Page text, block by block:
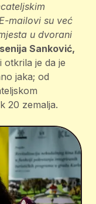
mailovi su već
u dvorani
Sanković,
i otkrila je da je
jaka; od
20 zemalja.